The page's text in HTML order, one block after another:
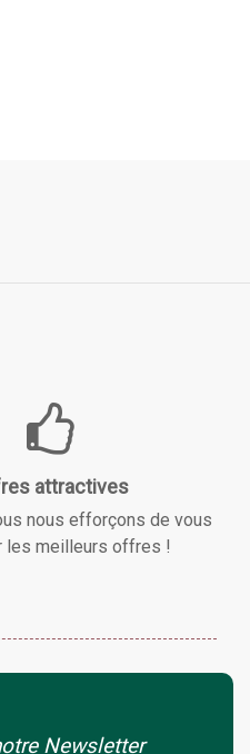
attractives
nous efforçons de vous
les meilleurs offres !
Newsletter